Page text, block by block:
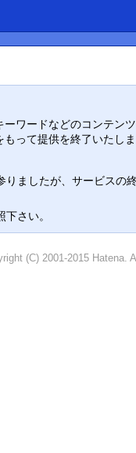
ワードなどのコンテ
って提供を終了いたし
ましたが、サービス
下さい。
(C) 2001-2015 Hatena.